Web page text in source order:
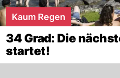
Kaum Regen
34 Grad: Die
startet!